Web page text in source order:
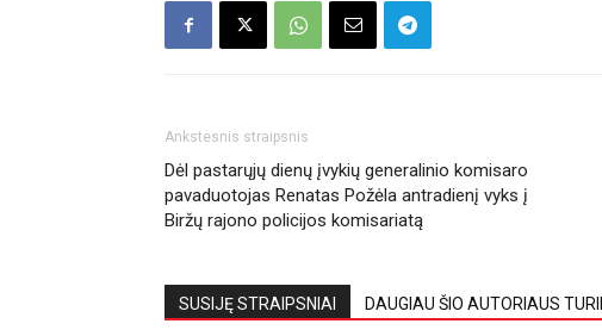
Ankstesnis straipsnis
Dėl pastarųjų dienų įvykių generalinio komisaro
pavaduotojas Renatas Požėla antradienį vyks į
Biržų rajono policijos komisariatą
SUSIJĘ STRAIPSNIAI DAUGIAU ŠIO AUTORIAUS